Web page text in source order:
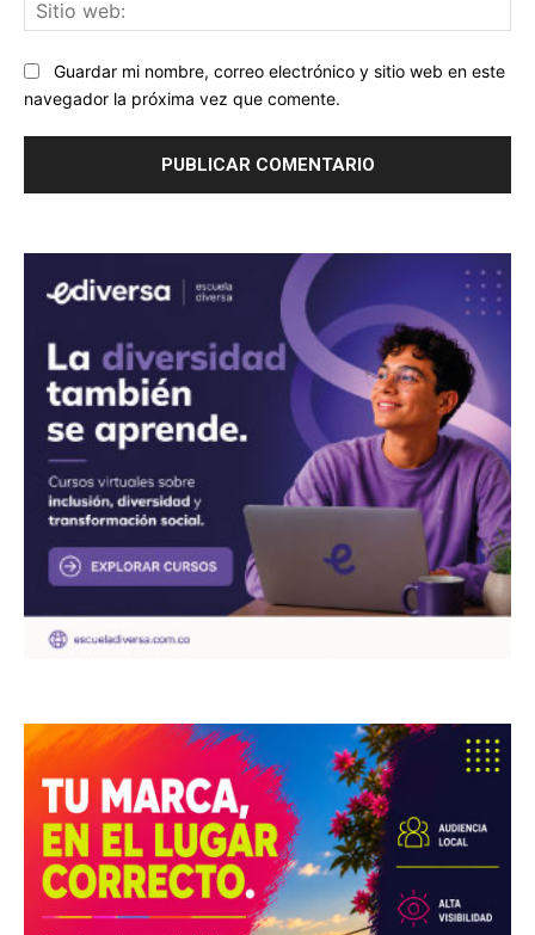
Guardar mi nombre, correo electrónico y sitio web en este
navegador la próxima vez que comente.